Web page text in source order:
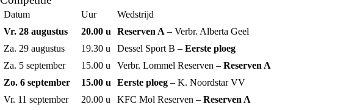
Datum Uur
Wedstrijd
Vr. 28 augustus
20.00 u Reserven A – Verbr. Alberta Geel
Za. 29 augustus
19.30 u Dessel Sport B – Eerste ploeg
Za. 5 september
15.00 u Verbr. Lommel Reserven – Reserven A
Zo. 6 september
15.00 u Eerste ploeg – K. Noordstar VV
Vr. 11 september
20.00 u KFC Mol Reserven – Reserven A